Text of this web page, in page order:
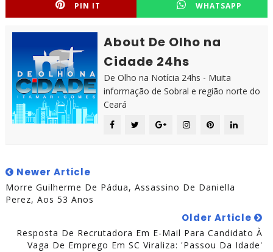
PIN IT WHATSAPP
About De Olho na
Cidade 24hs
De Olho na Notícia 24hs - Muita
informação de Sobral e região norte do
Ceará
Newer Article
Morre Guilherme De Pádua, Assassino De Daniella
Perez, Aos 53 Anos
Older Article
Resposta De Recrutadora Em E-Mail Para Candidato À
Vaga De Emprego Em SC Viraliza: 'Passou Da Idade'